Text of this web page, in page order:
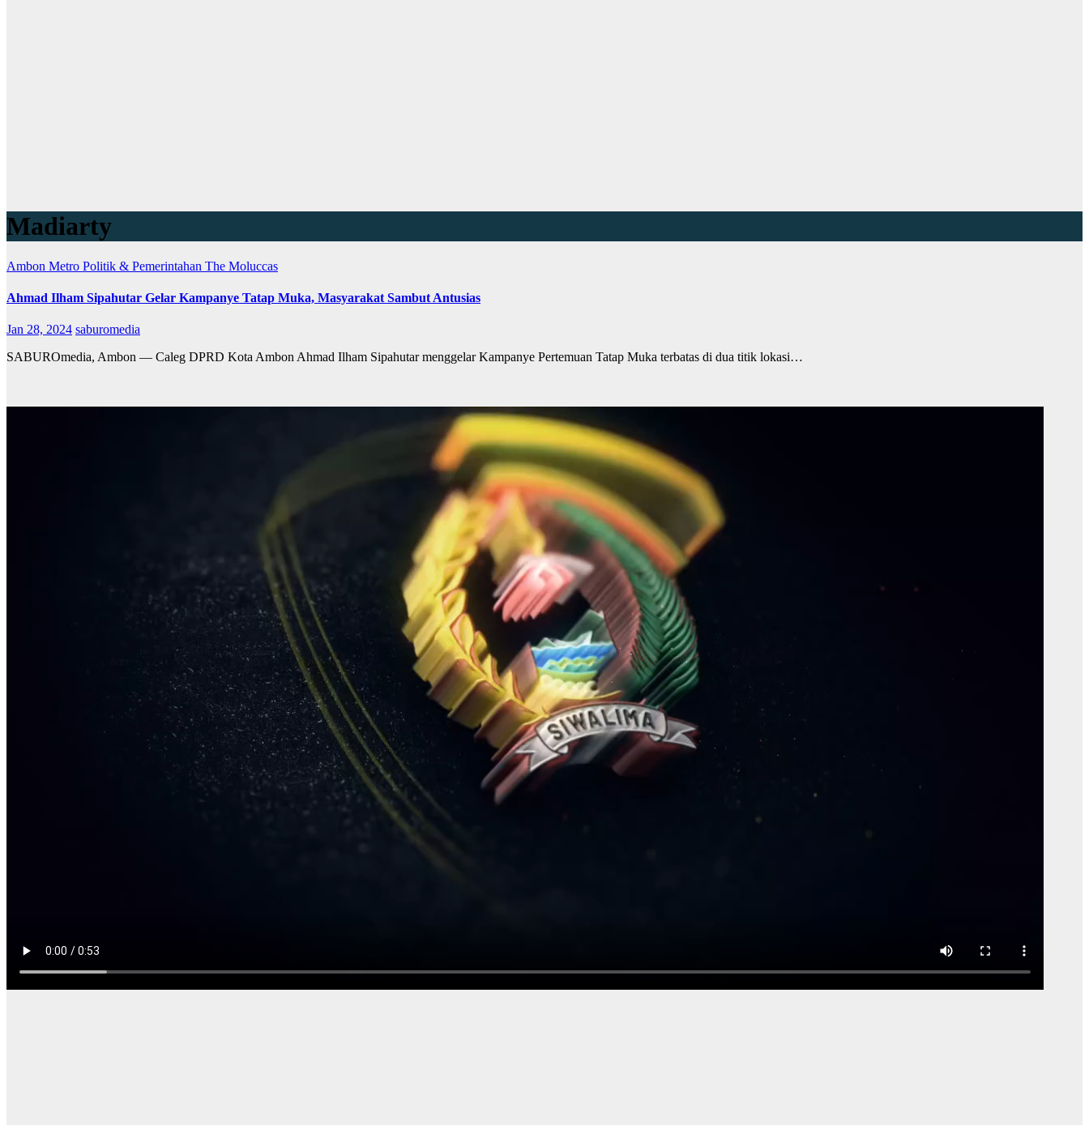
Madiarty
Ambon Metro Politik & Pemerintahan The Moluccas
Ahmad Ilham Sipahutar Gelar Kampanye Tatap Muka, Masyarakat Sambut Antusias
Jan 28, 2024 saburomedia
SABUROmedia, Ambon — Caleg DPRD Kota Ambon Ahmad Ilham Sipahutar menggelar Kampanye Pertemuan Tatap Muka terbatas di dua titik lokasi…